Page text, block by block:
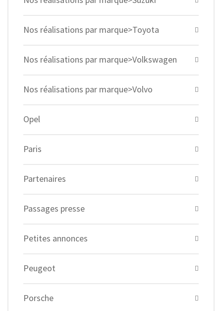
Nos réalisations par marque>Toyota
Nos réalisations par marque>Volkswagen
Nos réalisations par marque>Volvo
Opel
Paris
Partenaires
Passages presse
Petites annonces
Peugeot
Porsche